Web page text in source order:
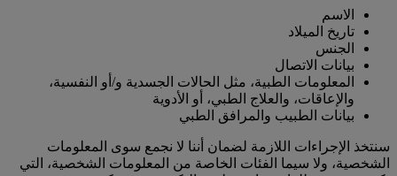
الاسم
تاريخ الميلاد
الجنس
بيانات الاتصال
المعلومات الطبية، مثل الحالات الجسدية و/أو النفسية،
والإعاقات، والعلاج الطبي، أو الأدوية
بيانات الطبيب والمرافق الطبي
سنتخذ الإجراءات اللازمة لضمان أننا لا نجمع سوى المعلومات
الشخصية، ولا سيما الفئات الخاصة من المعلومات الشخصية، التي